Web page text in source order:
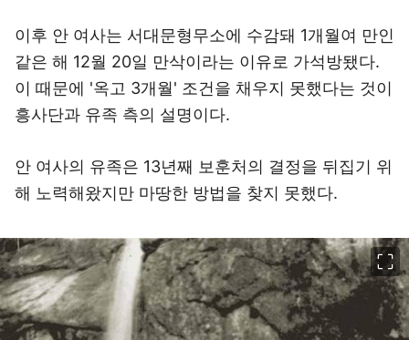
이후 안 여사는 서대문형무소에 수감돼 1개월여 만인
같은 해 12월 20일 만삭이라는 이유로 가석방됐다.
이 때문에 '옥고 3개월' 조건을 채우지 못했다는 것이
흥사단과 유족 측의 설명이다.
안 여사의 유족은 13년째 보훈처의 결정을 뒤집기 위
해 노력해왔지만 마땅한 방법을 찾지 못했다.